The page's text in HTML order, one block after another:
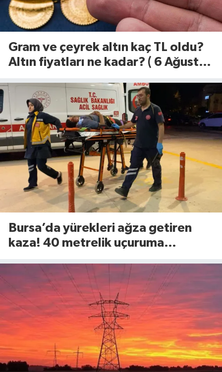
Gram ve çeyrek altın kaç TL oldu?
Altın fiyatları ne kadar? ( 6 Ağustos
Bursa’da yürekleri ağza getiren
kaza! 40 metrelik uçuruma